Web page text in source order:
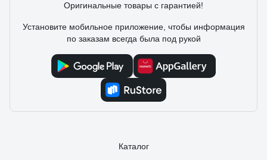
Оригинальные товары с гарантией!
Установите мобильное приложение, чтобы информация
по заказам всегда была под рукой
Каталог